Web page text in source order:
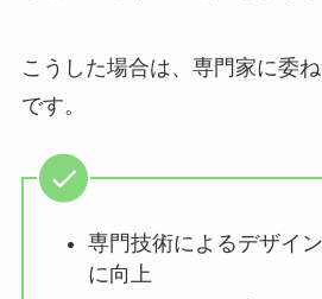
こうした場合は、専門家に委
です。
専門技術によるデザイ
に向上